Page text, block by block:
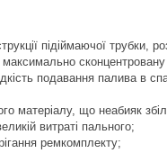
підіймаючої трубки,
сконцентровану
подавання палива в
матеріалу, що неабияк
витраті пального;
ремкомплекту;